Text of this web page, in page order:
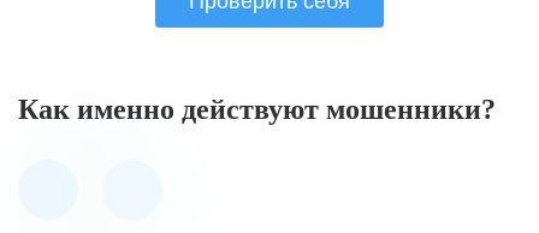
Как именно действуют мошенники?